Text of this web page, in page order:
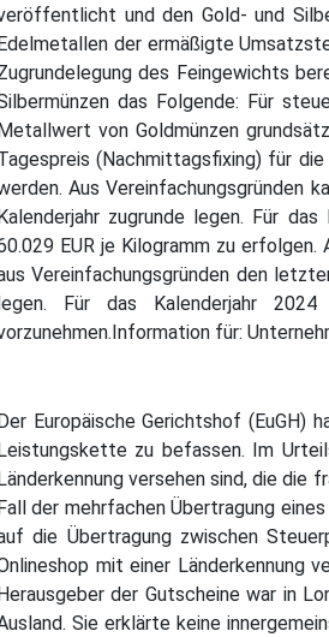
und den Gold- und
der ermäßigte
des Feingewichts
das Folgende: Für
von Goldmünzen
(Nachmittagsfixing) für
Aus Vereinfachungsgründen
zugrunde legen. Für
EUR je Kilogramm zu
Vereinfachungsgründen den
Für das Kalenderjahr
für:
Europäische Gerichtshof (EuGH)
zu befassen. Im
versehen sind, die
der mehrfachen Übertragung
die Übertragung zwischen
mit einer Länderkennung
der Gutscheine war in
Sie erklärte keine